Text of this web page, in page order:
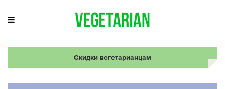
Скидки вегетарианцам